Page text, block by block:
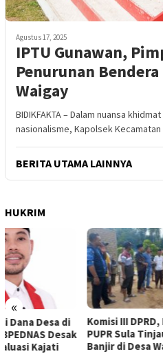
Agustus 17, 2025
IPTU Gunawan,
Penurunan Bendera
Waigay
BIDIKFAKTA – Dalam nuansa
nasionalisme, Kapolsek
BERITA UTAMA LAINNYA
HUKRIM
«
Komisi III DPRD, BPBD, dan
PUPR Sula Tinjau Dampak
Banjir di Desa Waisakai